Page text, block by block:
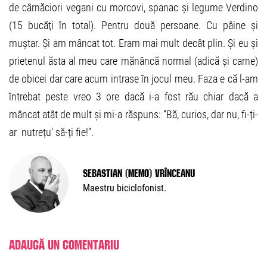
de cârnăciori vegani cu morcovi, spanac și legume Verdino
(15 bucăți în total). Pentru două persoane. Cu pâine și
muștar. Și am mâncat tot. Eram mai mult decât plin. Și eu și
prietenul ăsta al meu care mănâncă normal (adică și carne)
de obicei dar care acum intrase în jocul meu. Faza e că l-am
întrebat peste vreo 3 ore dacă i-a fost rău chiar dacă a
mâncat atât de mult și mi-a răspuns: “Bă, curios, dar nu, fi-ți-
ar nutrețu’ să-ți fie!”.
Sebastian (Memo) Vrînceanu
Maestru biciclofonist.
Adaugă un comentariu